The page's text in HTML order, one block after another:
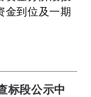
金到位及一期
标段公示中